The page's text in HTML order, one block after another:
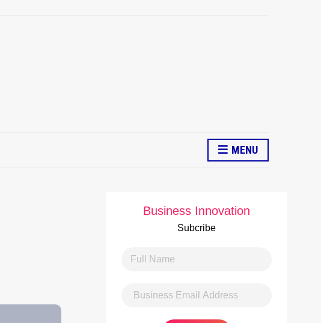
MENU
Business Innovation
Subcribe